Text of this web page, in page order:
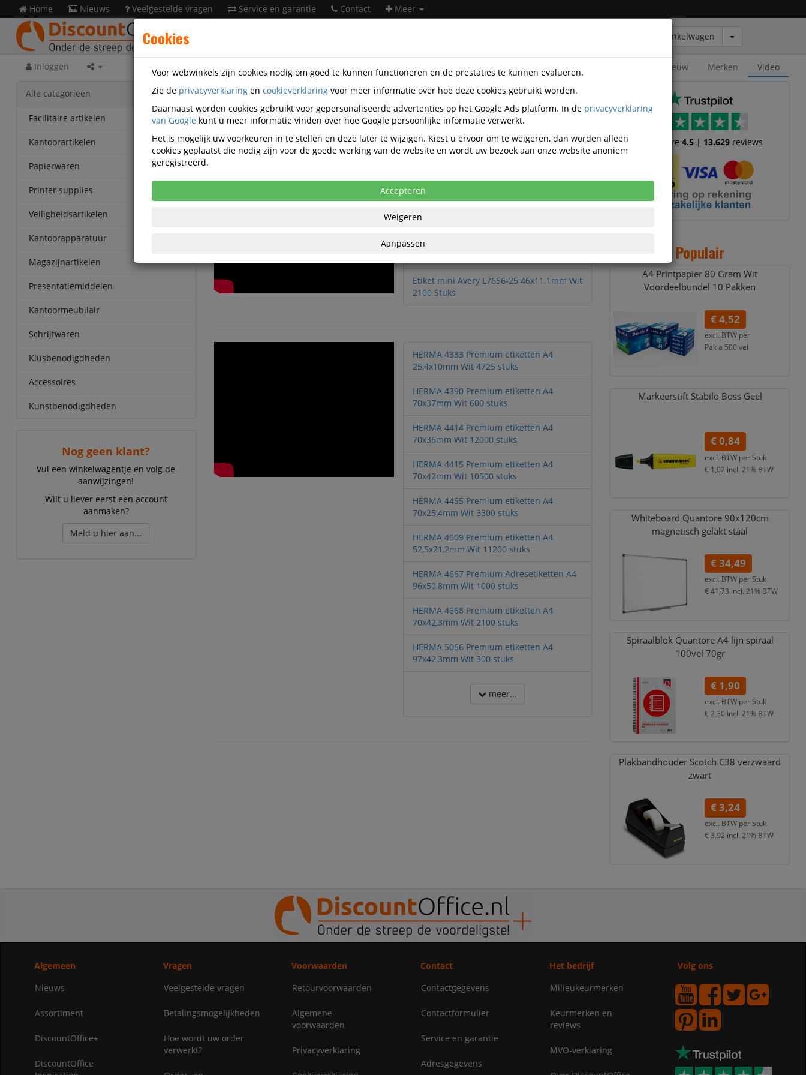
Winkelwagen
Home Nieuws Veelgestelde vragen Service en garantie Contact Meer
Inloggen Nieuw Merken Video
Alle categorieën
Facilitaire artikelen
Kantoorartikelen
Papierwaren
Printer supplies
Veiligheidsartikelen
Kantoorapparatuur
Magazijnartikelen
Presentatiemiddelen
Kantoormeubilair
Schrijfwaren
Klusbenodigdheden
Accessoires
Kunstbenodigdheden
Nog geen klant?
Vul een winkelwagentje en volg de
aanwijzingen!
Wilt u liever eerst een account
aanmaken?
Meld u hier aan...
Standaard etiketten Video's
Alle video's
99.1x33.9mm Wit 1600 stuks
QuickPeel ft 105 x 148 mm
Etiket Avery L7160-250 63.5x38.1mm Wit
Etiket mini Avery L7656-25 46x11.1mm Wit
2100 Stuks
HERMA 4333 Premium etiketten A4
25,4x10mm Wit 4725 stuks
HERMA 4390 Premium etiketten A4
70x37mm Wit 600 stuks
HERMA 4414 Premium etiketten A4
70x36mm Wit 12000 stuks
HERMA 4415 Premium etiketten A4
70x42mm Wit 10500 stuks
HERMA 4455 Premium etiketten A4
70x25,4mm Wit 3300 stuks
HERMA 4609 Premium etiketten A4
52,5x21,2mm Wit 11200 stuks
HERMA 4667 Premium Adresetiketten A4
96x50,8mm Wit 1000 stuks
HERMA 4668 Premium etiketten A4
70x42,3mm Wit 2100 stuks
HERMA 5056 Premium etiketten A4
97x42,3mm Wit 300 stuks
meer...
Trustscore4.5 | 13.629 reviews
Populair
A4 Printpapier 80 Gram Wit
Voordeelbundel 10 Pakken
€ 4,52
excl. BTW per
Pak a 500 vel
Markeerstift Stabilo Boss Geel
€ 0,84
excl. BTW per Stuk
€ 1,02 incl. 21% BTW
Whiteboard Quantore 90x120cm
magnetisch gelakt staal
€ 34,49
excl. BTW per Stuk
€ 41,73 incl. 21% BTW
Spiraalblok Quantore A4 lijn spiraal
100vel 70gr
€ 1,90
excl. BTW per Stuk
€ 2,30 incl. 21% BTW
Plakbandhouder Scotch C38 verzwaard
zwart
€ 3,24
excl. BTW per Stuk
€ 3,92 incl. 21% BTW
Algemeen
Nieuws
Assortiment
DiscountOffice+
DiscountOffice
Vragen
Veelgestelde vragen
Betalingsmogelijkheden
Hoe wordt uw order
verwerkt?
Voorwaarden
Retourvoorwaarden
Algemene
voorwaarden
Privacyverklaring
Contact
Contactgegevens
Contactformulier
Service en garantie
Adresgegevens
Het bedrijf
Milieukeurmerken
Keurmerken en
reviews
MVO-verklaring
Volg ons
Cookies
Voor webwinkels zijn cookies nodig om goed te kunnen functioneren en de prestaties te kunnen evalueren.
Zie de privacyverklaring en cookieverklaring voor meer informatie over hoe deze cookies gebruikt worden.
Daarnaast worden cookies gebruikt voor gepersonaliseerde advertenties op het Google Ads platform. In de privacyverklaring
van Google kunt u meer informatie vinden over hoe Google persoonlijke informatie verwerkt.
Het is mogelijk uw voorkeuren in te stellen en deze later te wijzigen. Kiest u ervoor om te weigeren, dan worden alleen
cookies geplaatst die nodig zijn voor de goede werking van de website en wordt uw bezoek aan onze website anoniem
geregistreerd.
Accepteren
Weigeren
Aanpassen